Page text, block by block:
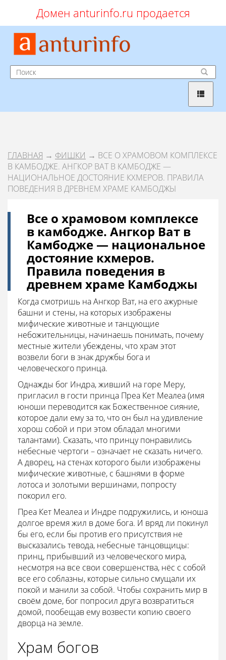
Домен anturinfo.ru продается
ГЛАВНАЯ → ФИШКИ → ВСЕ О ХРАМОВОМ КОМПЛЕКСЕ
В КАМБОДЖЕ. АНГКОР ВАТ В КАМБОДЖЕ —
НАЦИОНАЛЬНОЕ ДОСТОЯНИЕ КХМЕРОВ. ПРАВИЛА
ПОВЕДЕНИЯ В ДРЕВНЕМ ХРАМЕ КАМБОДЖЫ
Все о храмовом комплексе
в камбодже. Ангкор Ват в
Камбодже — национальное
достояние кхмеров.
Правила поведения в
древнем храме Камбоджы
Когда смотришь на Ангкор Ват, на его ажурные
башни и стены, на которых изображены
мифические животные и танцующие
небожительницы, начинаешь понимать, почему
местные жители убеждены, что храм этот
возвели боги в знак дружбы бога и
человеческого принца.
Однажды бог Индра, живший на горе Меру,
пригласил в гости принца Преа Кет Меалеа (имя
юноши переводится как Божественное сияние,
которое дали ему за то, что он был на удивление
хорош собой и при этом обладал многими
талантами). Сказать, что принцу понравились
небесные чертоги – означает не сказать ничего.
А дворец, на стенах которого были изображены
мифические животные, с башнями в форме
лотоса и золотыми вершинами, попросту
покорил его.
Преа Кет Меалеа и Индре подружились, и юноша
долгое время жил в доме бога. И вряд ли покинул
бы его, если бы против его присутствия не
высказались тевода, небесные танцовщицы:
принц, прибывший из человеческого мира,
несмотря на все свои совершенства, нёс с собой
все его соблазны, которые сильно смущали их
покой и манили за собой. Чтобы сохранить мир в
своём доме, бог попросил друга возвратиться
домой, пообещав ему возвести копию своего
дворца на земле.
Храм богов